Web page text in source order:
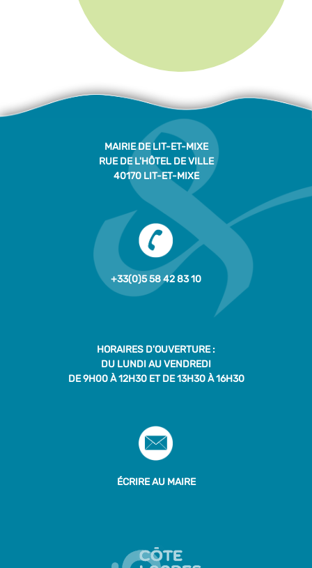
MAIRIE DE LIT-ET-MIXE
RUE DE L'HÔTEL DE VILLE
40170 LIT-ET-MIXE
+33(0)5 58 42 83 10
HORAIRES D'OUVERTURE :
DU LUNDI AU VENDREDI
DE 9H00 À 12H30 ET DE 13H30 À 16H30
ÉCRIRE AU MAIRE